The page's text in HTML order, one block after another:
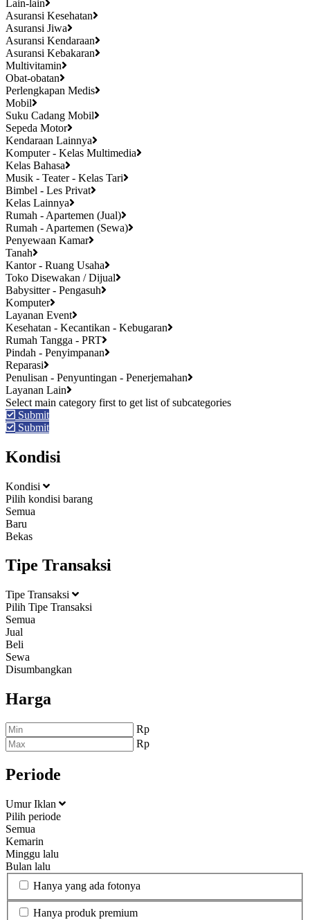
Lain-lain
Asuransi Kesehatan
Asuransi Jiwa
Asuransi Kendaraan
Asuransi Kebakaran
Multivitamin
Obat-obatan
Perlengkapan Medis
Mobil
Suku Cadang Mobil
Sepeda Motor
Kendaraan Lainnya
Komputer - Kelas Multimedia
Kelas Bahasa
Musik - Teater - Kelas Tari
Bimbel - Les Privat
Kelas Lainnya
Rumah - Apartemen (Jual)
Rumah - Apartemen (Sewa)
Penyewaan Kamar
Tanah
Kantor - Ruang Usaha
Toko Disewakan / Dijual
Babysitter - Pengasuh
Komputer
Layanan Event
Kesehatan - Kecantikan - Kebugaran
Rumah Tangga - PRT
Pindah - Penyimpanan
Reparasi
Penulisan - Penyuntingan - Penerjemahan
Layanan Lain
Submit
Submit
Kondisi
Kondisi
Pilih kondisi barang
Semua
Baru
Bekas
Tipe Transaksi
Tipe Transaksi
Pilih Tipe Transaksi
Semua
Jual
Beli
Sewa
Disumbangkan
Harga
Rp
Rp
Periode
Umur Iklan
Pilih periode
Semua
Kemarin
Minggu lalu
Bulan lalu
Hanya yang ada fotonya
Hanya produk premium